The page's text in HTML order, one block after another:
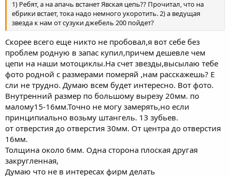
1) Ребят, а на апачь встанет Явская цепь?? Прочитал, что на
ебрики встает, тока надо немного укоротить. 2) а ведущая
звезда к нам от сузуки джебель 200 пойдет?
Скорее всего еще никто не пробовал,я вот себе без
проблем родную в запас купил,причем дешевле чем
цепи на наши мотоциклы.На счет звезды,высылаю тебе
фото родной с размерами померяй ,нам расскажешь? Е
сли не трудно. Думаю всем будет интересно. Вот фото.
Внутренний размер по большому вырезу 20мм. по
малому15-16мм.Точно не могу замерять,но если
принципиально возьму штангель. 13 зубьев.
от отверстия до отверстия 30мм. От центра до отверстия
16мм.
Толщина около 6мм. Одна сторона плоская другая
закругленная,
Думаю что не в интересах фирм делать